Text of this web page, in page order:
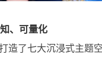
、可量化
造了七大沉浸式主